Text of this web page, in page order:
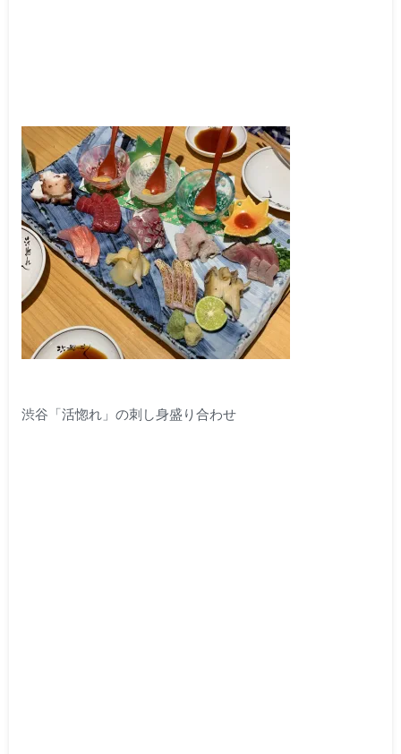
渋谷「活惚れ」の刺し身盛り合わせ